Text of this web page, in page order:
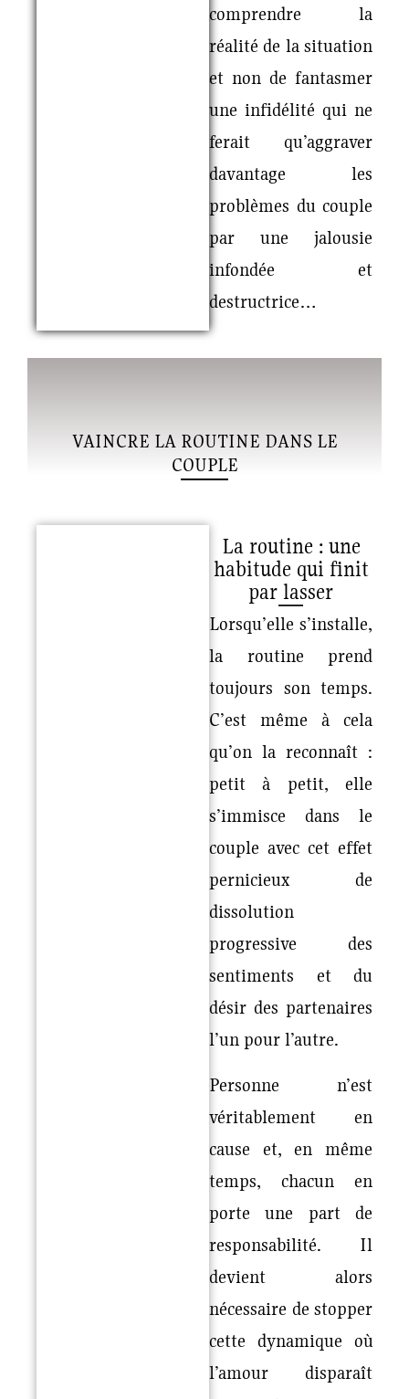
comprendre la
réalité de la situation
et non de fantasmer
une infidélité qui ne
ferait qu’aggraver
davantage les
problèmes du couple
par une jalousie
infondée et
destructrice…
VAINCRE LA ROUTINE DANS LE
COUPLE
La routine : une
habitude qui finit
par lasser
Lorsqu’elle s’installe,
la routine prend
toujours son temps.
C’est même à cela
qu’on la reconnaît :
petit à petit, elle
s’immisce dans le
couple avec cet effet
pernicieux de
dissolution
progressive des
sentiments et du
désir des partenaires
l’un pour l’autre.
Personne n’est
véritablement en
cause et, en même
temps, chacun en
porte une part de
responsabilité. Il
devient alors
nécessaire de stopper
cette dynamique où
l’amour disparaît